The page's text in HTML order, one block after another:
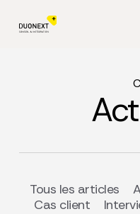
main
Tous les articles
Cas client